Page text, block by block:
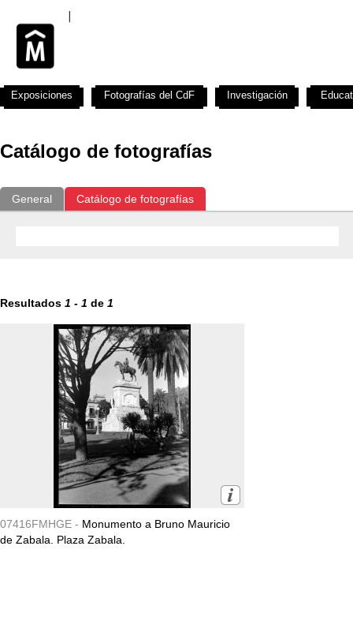
Catálogo de fotografías
General Catálogo de fotografías
Resultados 1 - 1 de 1
07416FMHGE - Monumento a Bruno Mauricio
de Zabala. Plaza Zabala.
Exposiciones Fotografías del CdF Investigación